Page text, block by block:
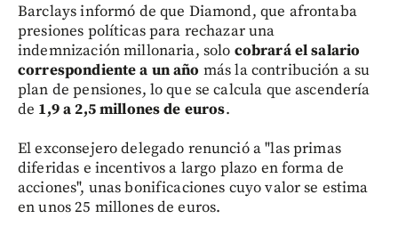
Barclays informó de que Diamond, que afrontaba
presiones políticas para rechazar una
indemnización millonaria, solo cobrará el salario
correspondiente a un año más la contribución a su
plan de pensiones, lo que se calcula que ascendería
de 1,9 a 2,5 millones de euros.
El exconsejero delegado renunció a "las primas
diferidas e incentivos a largo plazo en forma de
acciones", unas bonificaciones cuyo valor se estima
en unos 25 millones de euros.